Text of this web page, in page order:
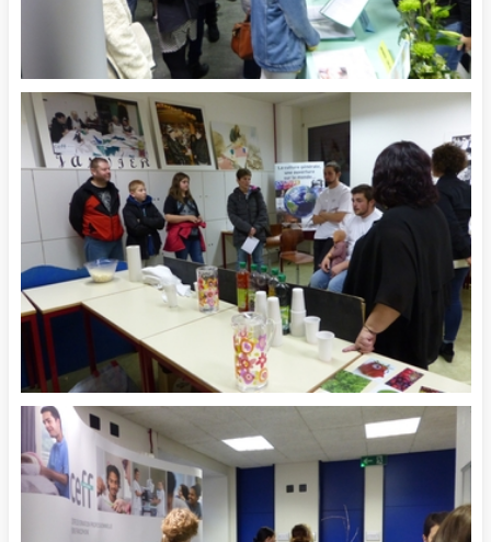
Formation école supérieure
(ES)
Délai d'inscription:
16 août 2026
Début des cours: 22 mars 2027
SANTÉ-SOCIAL
En savoir plus
Année de préparation
professionnelle (APP)
ARTISANAT
En savoir plus
Préapprentissage standard
Vous trouverez toutes les informations
sur le site du canton.
COMMERCE
Préapprentissage plus (PAP+)
Les inscriptions sont toujours ouvertes.